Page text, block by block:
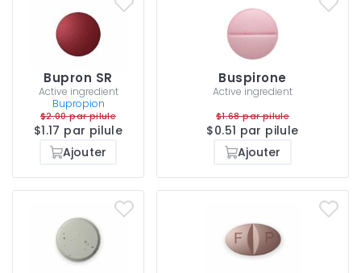
Bupron SR
Active ingredient
Bupropion
$2.00 par pilule
$1.17 par pilule
Ajouter
Buspirone
Active ingredient
$1.68 par pilule
$0.51 par pilule
Ajouter